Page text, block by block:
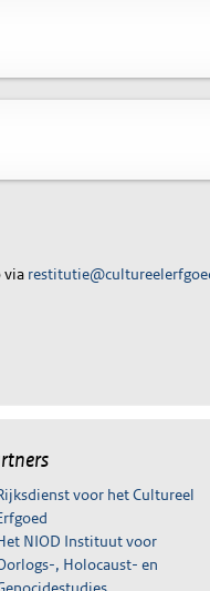
via
voor het Cultureel
NIOD Instituut voor
, Holocaust- en